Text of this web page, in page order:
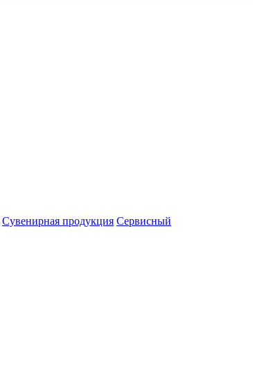
Сувенирная продукция Сервисный